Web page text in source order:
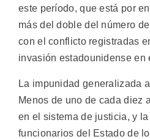
este período, que está por
más del doble del número
con el conflicto registradas
invasión estadounidense en
La impunidad generalizada
Menos de uno de cada diez
en el sistema de justicia, y
funcionarios del Estado de